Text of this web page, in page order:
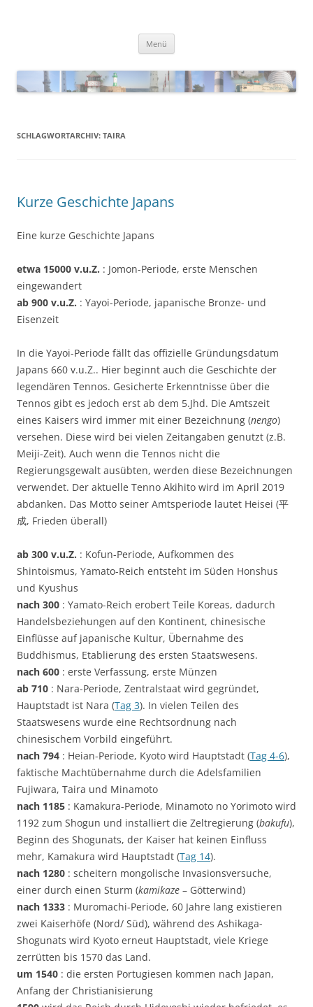
Menü
SCHLAGWORTARCHIV: TAIRA
Kurze Geschichte Japans
Eine kurze Geschichte Japans
etwa 15000 v.u.Z. : Jomon-Periode, erste Menschen
eingewandert
ab 900 v.u.Z. : Yayoi-Periode, japanische Bronze- und
Eisenzeit
In die Yayoi-Periode fällt das offizielle Gründungsdatum
Japans 660 v.u.Z.. Hier beginnt auch die Geschichte der
legendären Tennos. Gesicherte Erkenntnisse über die
Tennos gibt es jedoch erst ab dem 5.Jhd. Die Amtszeit
eines Kaisers wird immer mit einer Bezeichnung (nengo)
versehen. Diese wird bei vielen Zeitangaben genutzt (z.B.
Meiji-Zeit). Auch wenn die Tennos nicht die
Regierungsgewalt ausübten, werden diese Bezeichnungen
verwendet. Der aktuelle Tenno Akihito wird im April 2019
abdanken. Das Motto seiner Amtsperiode lautet Heisei (平
成, Frieden überall)
ab 300 v.u.Z. : Kofun-Periode, Aufkommen des
Shintoismus, Yamato-Reich entsteht im Süden Honshus
und Kyushus
nach 300 : Yamato-Reich erobert Teile Koreas, dadurch
Handelsbeziehungen auf den Kontinent, chinesische
Einflüsse auf japanische Kultur, Übernahme des
Buddhismus, Etablierung des ersten Staatswesens.
nach 600 : erste Verfassung, erste Münzen
ab 710 : Nara-Periode, Zentralstaat wird gegründet,
Hauptstadt ist Nara (Tag 3). In vielen Teilen des
Staatswesens wurde eine Rechtsordnung nach
chinesischem Vorbild eingeführt.
nach 794 : Heian-Periode, Kyoto wird Hauptstadt (Tag 4-6),
faktische Machtübernahme durch die Adelsfamilien
Fujiwara, Taira und Minamoto
nach 1185 : Kamakura-Periode, Minamoto no Yorimoto wird
1192 zum Shogun und installiert die Zeltregierung (bakufu),
Beginn des Shogunats, der Kaiser hat keinen Einfluss
mehr, Kamakura wird Hauptstadt (Tag 14).
nach 1280 : scheitern mongolische Invasionsversuche,
einer durch einen Sturm (kamikaze – Götterwind)
nach 1333 : Muromachi-Periode, 60 Jahre lang existieren
zwei Kaiserhöfe (Nord/ Süd), während des Ashikaga-
Shogunats wird Kyoto erneut Hauptstadt, viele Kriege
zerrütten bis 1570 das Land.
um 1540 : die ersten Portugiesen kommen nach Japan,
Anfang der Christianisierung